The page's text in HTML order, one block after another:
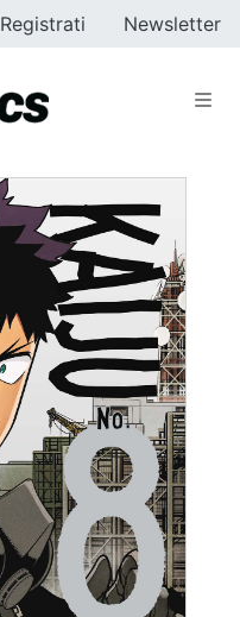
Registrati Newsletter